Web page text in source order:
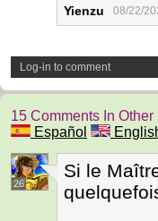
Yienzu 08/22/
Log-in to comment
15 Comments In
Español
26
Si le